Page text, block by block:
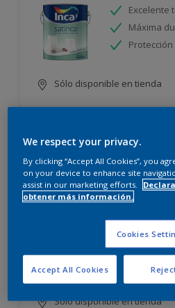
Excelente
Máxima
Sólo disponible en tienda
Incamax
Blanco
Sólo disponible en tienda
We respect your privacy.
By clicking “Accept All Cookies”, you
on your device to enhance site
assist in our marketing efforts.
obtener más información.
Cookies
Accept All Cookies